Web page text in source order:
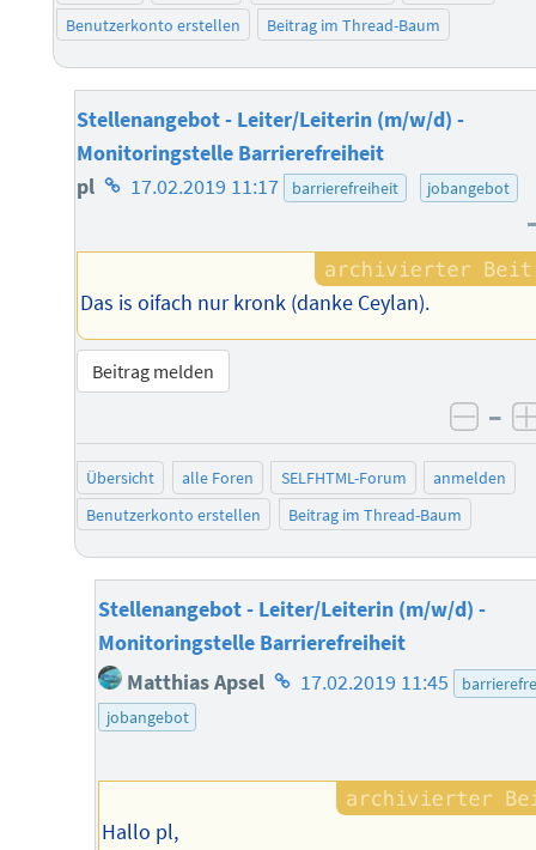
Benutzerkonto erstellen
Beitrag im Thread-Baum
Stellenangebot - Leiter/Leiterin (m/w/d) -
Monitoringstelle Barrierefreiheit
pl Homepage
Autors
17.02.2019 11:17 barrierefreiheit jobangebot
Das is oifach nur kronk (danke Ceylan).
Beitrag melden
–
Übersicht alle Foren SELFHTML-Forum
anmelden
Benutzerkonto erstellen
Beitrag im Thread-Baum
Stellenangebot - Leiter/Leiterin (m/w/d) -
Monitoringstelle Barrierefreiheit
Matthias Apsel Homepage
17.02.2019 11:45
jobangebot
Hallo pl,